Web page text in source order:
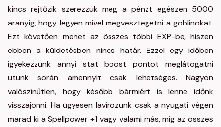
kincs rejtőzik szerezzük meg a pénzt egészen 5000
aranyig, hogy legyen mivel megvesztegetni a goblinokat.
Ezt követően mehet az összes többi EXP-be, hiszen
ebben a küldetésben nincs határ. Ezzel egy időben
igyekezzünk annyi stat boost pontot meglátogatni
utunk során amennyit csak lehetséges. Nagyon
valószínűtlen, hogy később bármiért is lenne időnk
visszajönni. Ha ügyesen lavírozunk csak a nyugati végen
marad ki a Spellpower +1 vagy valami más, míg az összes